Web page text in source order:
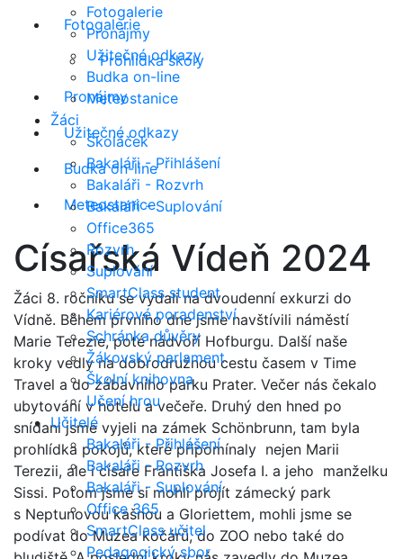
Fotogalerie
Pronájmy
Užitečné odkazy
Budka on-line
Meteostanice
Žáci
Školáček
Bakaláři - Přihlášení
Bakaláři - Rozvrh
Bakaláři - Suplování
Office365
Rozvrh
Suplování
SmartClass student
Kariérové poradenství
Schránka důvěry
Žákovský parlament
Školní knihovna
Učení hrou
Učitelé
Bakaláři - Přihlášení
Bakaláři - Rozvrh
Bakaláři - Suplování
Office 365
SmartClass učitel
Pedagogický sbor
Fotogalerie
Prohlídka školy
Pronájmy
Užitečné odkazy
Budka on-line
Meteostanice
Císařská Vídeň 2024
Žáci 8. ročníku se vydali na dvoudenní exkurzi do
Vídně. Během prvního dne jsme navštívili náměstí
Marie Terezie, poté nádvoří Hofburgu. Další naše
kroky vedly na dobrodružnou cestu časem v Time
Travel a do zábavního parku Prater. Večer nás čekalo
ubytování v hotelu a večeře. Druhý den hned po
snídani jsme vyjeli na zámek Schönbrunn, tam byla
prohlídka pokojů, které připomínaly nejen Marii
Terezii, ale i císaře Františka Josefa I. a jeho manželku
Sissi. Potom jsme si mohli projít zámecký park
s Neptunovou kašnou a Gloriettem, mohli jsme se
podívat do Muzea kočárů, do ZOO nebo také do